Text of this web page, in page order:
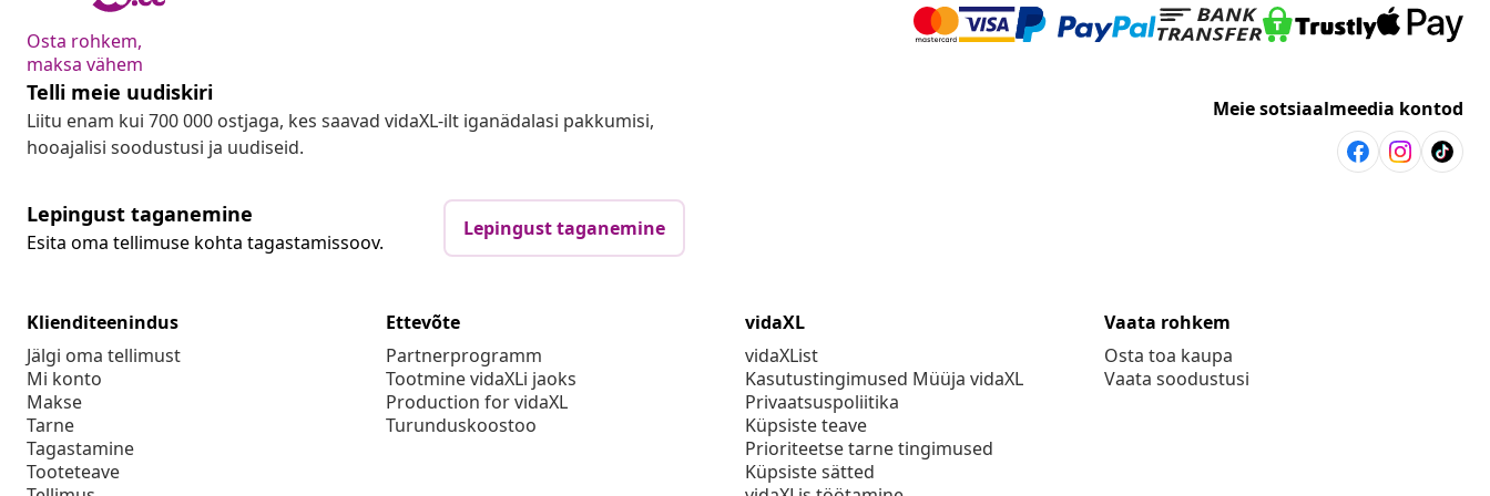
Osta rohkem,
maksa vähem
Telli meie uudiskiri
Liitu enam kui 700 000 ostjaga, kes saavad vidaXL-ilt iganädalasi pakkumisi,
hooajalisi soodustusi ja uudiseid.
Meie sotsiaalmeedia kontod
Lepingust taganemine
Esita oma tellimuse kohta tagastamissoov.
Lepingust taganemine
Klienditeenindus
Jälgi oma tellimust
Mi konto
Makse
Tarne
Tagastamine
Tooteteave
Ettevõte
Partnerprogramm
Tootmine vidaXLi jaoks
Production for vidaXL
Turunduskoostoo
vidaXL
vidaXList
Kasutustingimused Müüja vidaXL
Privaatsuspoliitika
Küpsiste teave
Prioriteetse tarne tingimused
Küpsiste sätted
Vaata rohkem
Osta toa kaupa
Vaata soodustusi